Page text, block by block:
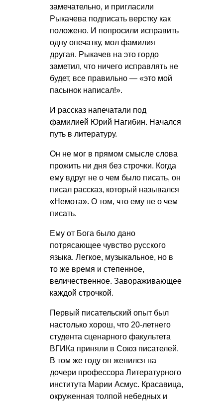
замечательно, и пригласили
Рыкачева подписать верстку как
положено. И попросили исправить
одну опечатку, мол фамилия
другая. Рыкачев на это гордо
заметил, что ничего исправлять не
будет, все правильно — «это мой
пасынок написал!».
И рассказ напечатали под
фамилией Юрий Нагибин. Начался
путь в литературу.
Он не мог в прямом смысле слова
прожить ни дня без строчки. Когда
ему вдруг не о чем было писать, он
писал рассказ, который назывался
«Немота». О том, что ему не о чем
писать.
Ему от Бога было дано
потрясающее чувство русского
языка. Легкое, музыкальное, но в
то же время и степенное,
величественное. Завораживающее
каждой строчкой.
Первый писательский опыт был
настолько хорош, что 20-летнего
студента сценарного факультета
ВГИКа приняли в Союз писателей.
В том же году он женился на
дочери профессора Литературного
института Марии Асмус. Красавица,
окруженная толпой небедных и